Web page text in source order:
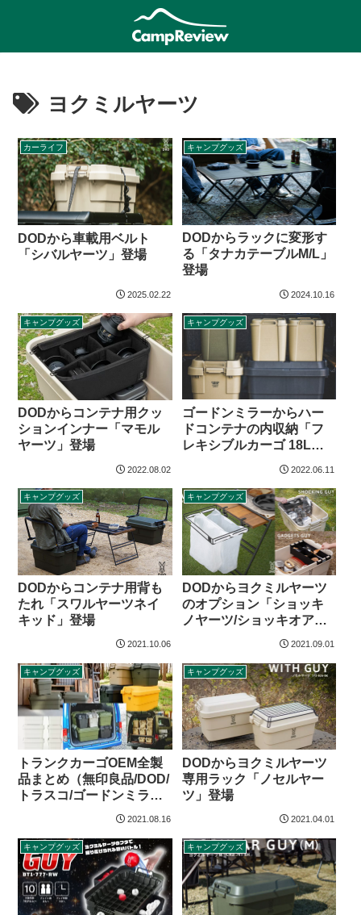
ヨクミルヤーツ
カーライフ
DODから車載用ベルト
「シバルヤーツ」登場
2025.02.22
キャンプグッズ
DODからラックに変形す
る「タナカテーブルM/L」
登場
2024.10.16
キャンプグッズ
DODからコンテナ用クッ
ションインナー「マモル
ヤーツ」登場
2022.08.02
キャンプグッズ
ゴードンミラーからハー
ドコンテナの内収納「フ
レキシブルカーゴ 18L」
2022.06.11
キャンプグッズ
DODからコンテナ用背も
たれ「スワルヤーツネイ
キッド」登場
2021.10.06
キャンプグッズ
DODからヨクミルヤーツ
のオプション「ショッキ
ノヤーツ/ショッキオアダ
スト/コマイヤーツ」登場
2021.09.01
キャンプグッズ
トランクカーゴOEM全製
品まとめ（無印良品/DOD/
トラスコ/ゴードンミラー
2021.08.16
キャンプグッズ
DODからヨクミルヤーツ
専用ラック「ノセルヤー
ツ」登場
2021.04.01
キャンプグッズ キャンプグッズ